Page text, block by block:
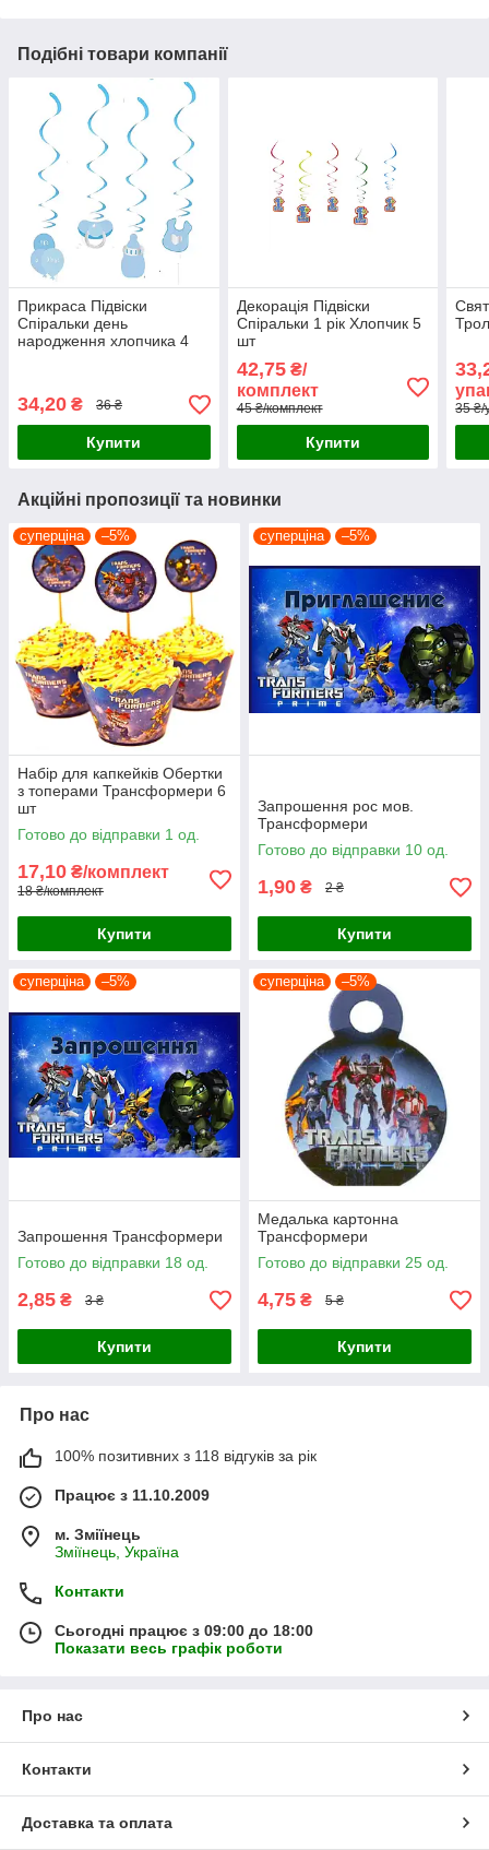
Подібні товари компанії
Прикраса Підвіски
Спіральки день
народження хлопчика 4
34,20 ₴ 36 ₴
Купити
Декорація Підвіски
Спіральки 1 рік Хлопчик 5
шт
42,75₴/
комплект
45 ₴/комплект
Купити
35 ₴/
Акційні пропозиції та новинки
суперціна –5%
Набір для капкейків Обертки
з топерами Трансформери 6
шт
Готово до відправки 1 од.
17,10 ₴/комплект
18 ₴/комплект
Купити
суперціна –5%
Запрошення рос мов.
Трансформери
Готово до відправки 10 од.
1,90 ₴ 2 ₴
Купити
суперціна –5%
Запрошення Трансформери
Готово до відправки 18 од.
2,85 ₴ 3 ₴
Купити
суперціна –5%
Медалька картонна
Трансформери
Готово до відправки 25 од.
4,75 ₴ 5 ₴
Купити
Про нас
100% позитивних з 118 відгуків за рік
Працює з 11.10.2009
м. Зміїнець
Зміїнець, Україна
Контакти
Сьогодні працює з 09:00 до 18:00
Показати весь графік роботи
Про нас
Контакти
Доставка та оплата